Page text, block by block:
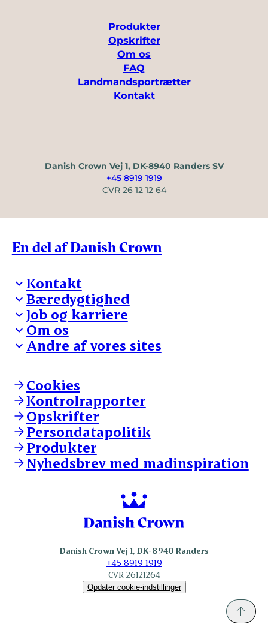
Produkter
Opskrifter
Om os
FAQ
Landmandsportrætter
Kontakt
Danish Crown Vej 1, DK-8940 Randers SV
+45 8919 1919
CVR 26 12 12 64
En del af Danish Crown
Kontakt
Besøg Danish Crown
Presse og nyheder
Reklamationer
Whistleblower
Øvrige henvendelser
Bæredygtighed
Fra jord til bord
Hverdagen
Ansvarlighed og nøgletal
Job og karriere
Arbejd med os
Ledige stillinger
Om os
Hvem er vi
Vores resultater
Vores lokationer
Kontakt
Andre af vores sites
Andelsejere - kreatur
Danishcrownprofessional.com
DAT-Schaub.com
ESS-FOOD.com
Fonden Dansk Gastronomi
KLS.se
nordicspoor.com
Scanhide.dk
Cookies
Kontrolrapporter
Opskrifter
Persondatapolitik
Produkter
Nyhedsbrev med madinspiration
Danish Crown Vej 1, DK-8940 Randers
+45 8919 1919
CVR 26121264
Opdater cookie-indstillinger